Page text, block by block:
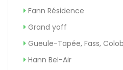
Fann Résidence
Grand yoff
Gueule-Tapée, Fass,
Hann Bel-Air